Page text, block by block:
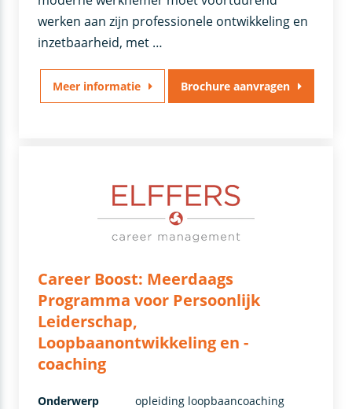
werken aan zijn professionele ontwikkeling en
inzetbaarheid, met …
Meer informatie Brochure aanvragen
Career Boost: Meerdaags
Programma voor Persoonlijk
Leiderschap,
Loopbaanontwikkeling en -
coaching
Onderwerp
opleiding loopbaancoaching